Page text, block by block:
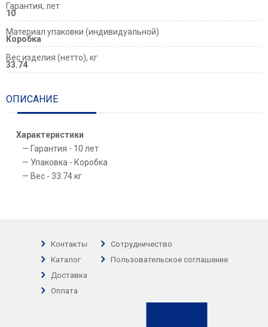
Гарантия, лет
10
Материал упаковки (индивидуальной)
Коробка
Вес изделия (нетто), кг
33.74
ОПИСАНИЕ
Характеристики
Гарантия - 10 лет
Упаковка - Коробка
Вес - 33.74 кг
Контакты
Каталог
Доставка
Оплата
Сотрудничество
Пользовательское соглашение